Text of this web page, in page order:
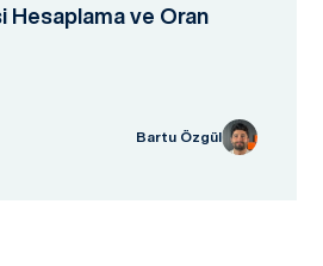
Hesaplama ve Oran
Bartu Özgül